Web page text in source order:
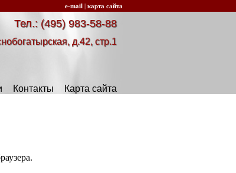
e-mail | карта сайта
Тел.: (495) 983-58-88
д.42, стр.1
Контакты Карта сайта